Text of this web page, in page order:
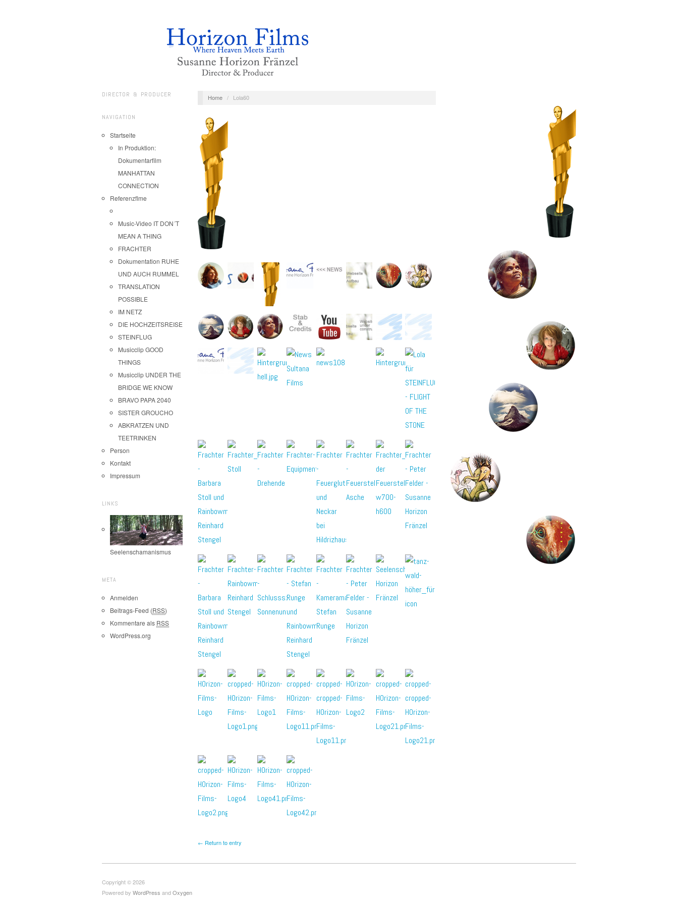
DIRECTOR & PRODUCER
NAVIGATION
Startseite
In Produktion:
Dokumentarfilm
MANHATTAN
CONNECTION
Referenzflme
Music-Video IT DON´T
MEAN A THING
FRACHTER
Dokumentation RUHE
UND AUCH RUMMEL
TRANSLATION
POSSIBLE
IM NETZ
DIE HOCHZEITSREISE
STEINFLUG
Musicclip GOOD
THINGS
Musicclip UNDER THE
BRIDGE WE KNOW
BRAVO PAPA 2040
SISTER GROUCHO
ABKRATZEN UND
TEETRINKEN
Person
Kontakt
Impressum
LINKS
Seelenschamanismus
META
Anmelden
Beitrags-Feed (RSS)
Kommentare als RSS
WordPress.org
Home / Lola60
← Return to entry
Copyright © 2026
Powered by WordPress andOxygen